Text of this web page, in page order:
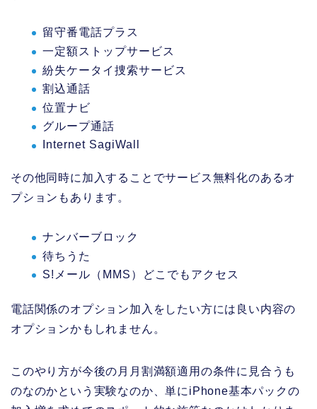
留守番電話プラス
一定額ストップサービス
紛失ケータイ捜索サービス
割込通話
位置ナビ
グループ通話
Internet SagiWall
その他同時に加入することでサービス無料化のあるオ
プションもあります。
ナンバーブロック
待ちうた
S!メール（MMS）どこでもアクセス
電話関係のオプション加入をしたい方には良い内容の
オプションかもしれません。
このやり方が今後の月月割満額適用の条件に見合うも
のなのかという実験なのか、単にiPhone基本パックの